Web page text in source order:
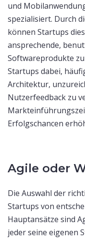
und
spezialisiert. Durch
können Startups
ansprechende,
Softwareprodukte
Startups dabei,
Architektur,
Nutzerfeedback zu
Erfolgschancen
Agile oder
Die Auswahl der
Startups von
Hauptansätze sind
jeder seine eigenen